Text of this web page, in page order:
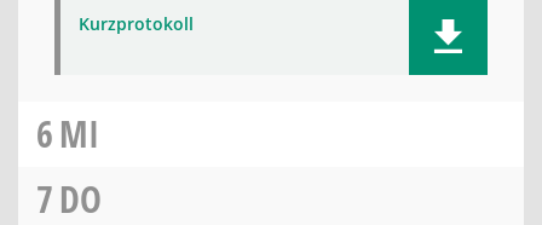
Kurzprotokoll
6MI
7DO